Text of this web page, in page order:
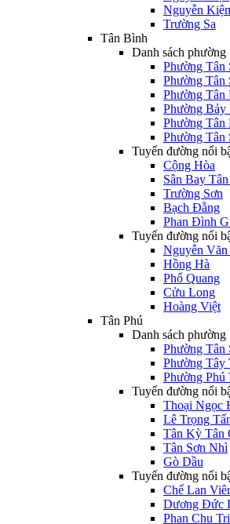
Nguyễn
Trường Sa
Tân Bình
Danh sách phường
Phường Tân
Phường Tân
Phường Tân
Phường Bảy
Phường Tân
Phường Tân
Tuyến đường nổi
Cộng Hòa
Sân Bay
Trường Sơn
Bạch Đằng
Phan Đình
Tuyến đường nổi
Nguyễn Văn
Hồng Hà
Phổ Quang
Cửu Long
Hoàng Việt
Tân Phú
Danh sách phường
Phường Tân
Phường Tây
Phường Phú
Tuyến đường nổi
Thoại Ngọc
Lê Trọng
Tân Kỳ Tân
Tân Sơn Nhì
Gò Dầu
Tuyến đường nổi
Chế Lan
Dương Đức
Phan Chu